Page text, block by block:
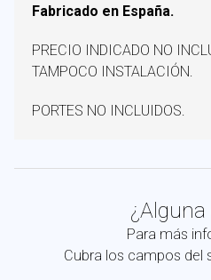
Fabricado en España.
PRECIO INDICADO NO
TAMPOCO INSTALACIÓN.
PORTES NO INCLUIDOS.
¿Alguna
Para más
Cubra los campos del